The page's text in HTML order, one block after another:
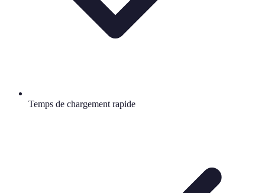
Temps de chargement rapide